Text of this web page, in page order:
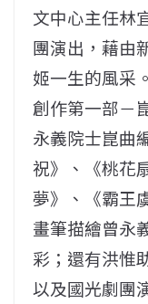
文中心主任林
團演出，藉由
姬一生的風采。
創作第一部－
永義院士崑曲
祝》、《桃花
夢》、《霸王
畫筆描繪曾永
彩；還有洪惟
以及國光劇團